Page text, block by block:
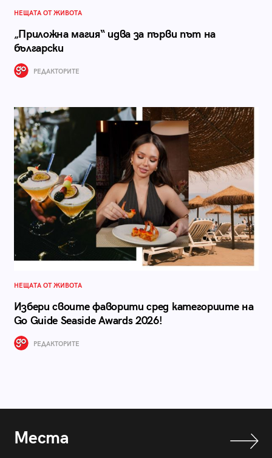
НЕЩАТА ОТ ЖИВОТА
„Приложна магия“ идва за първи път на
български
РЕДАКТОРИТЕ
НЕЩАТА ОТ ЖИВОТА
Избери своите фаворити сред категориите на
Go Guide Seaside Awards 2026!
РЕДАКТОРИТЕ
Места